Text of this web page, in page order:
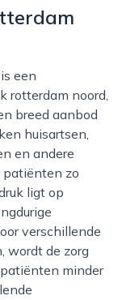
rotterdam noord,
breed aanbod
huisartsen,
en andere
patiënten zo
ligt op
verschillende
wordt de zorg
minder